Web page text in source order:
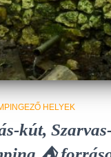
HELYEK
kút,